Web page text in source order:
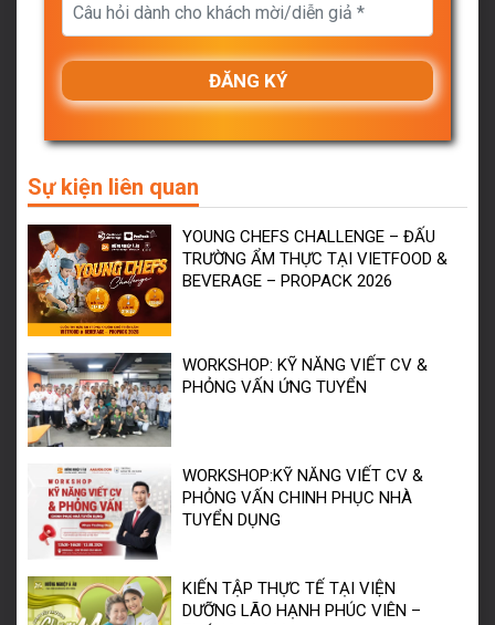
Sự kiện liên quan
YOUNG CHEFS CHALLENGE – ĐẤU
TRƯỜNG ẨM THỰC TẠI VIETFOOD &
BEVERAGE – PROPACK 2026
WORKSHOP: KỸ NĂNG VIẾT CV &
PHỎNG VẤN ỨNG TUYỂN
WORKSHOP:KỸ NĂNG VIẾT CV &
PHỎNG VẤN CHINH PHỤC NHÀ
TUYỂN DỤNG
KIẾN TẬP THỰC TẾ TẠI VIỆN
DƯỠNG LÃO HẠNH PHÚC VIÊN –